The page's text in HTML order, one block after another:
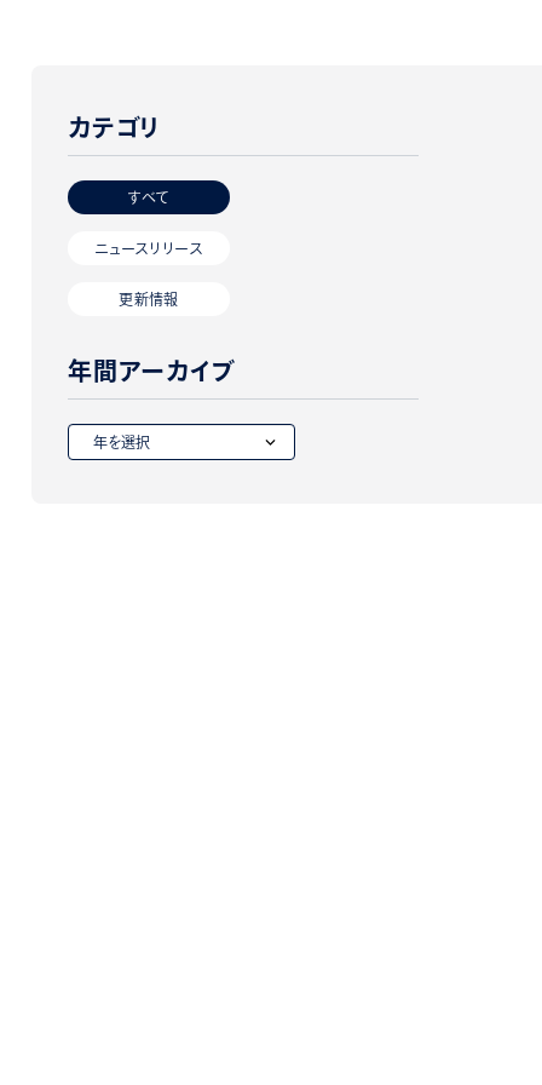
カテゴリ
すべて
ニュースリリース
更新情報
年間アーカイブ